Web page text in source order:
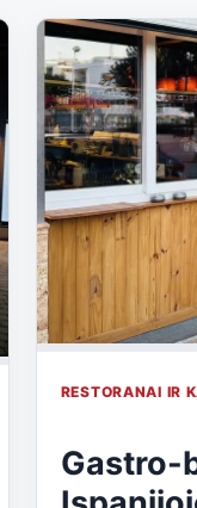
RESTORANAI IR
Gastro-